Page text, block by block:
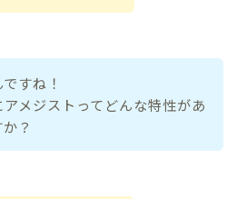
すね！
メジストってどんな特性があ
？